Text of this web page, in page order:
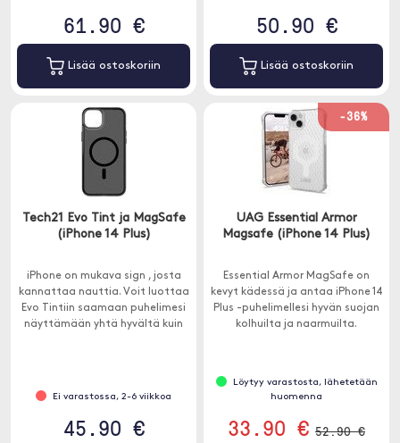
61.90 €
Lisää ostoskoriin
50.90 €
Lisää ostoskoriin
Tech21 Evo Tint ja MagSafe
(iPhone 14 Plus)
iPhone on mukava sign , josta
kannattaa nauttia. Voit luottaa
Evo Tintiin saamaan puhelimesi
näyttämään yhtä hyvältä kuin
Ei varastossa, 2-6 viikkoa
45.90 €
-36%
UAG Essential Armor
Magsafe (iPhone 14 Plus)
Essential Armor MagSafe on
kevyt kädessä ja antaa iPhone 14
Plus -puhelimellesi hyvän suojan
kolhuilta ja naarmuilta.
Löytyy varastosta, lähetetään
huomenna
33.90 € 52.90 €